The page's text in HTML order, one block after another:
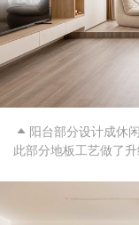
 阳台部分设计成休
此部分地板工艺做了